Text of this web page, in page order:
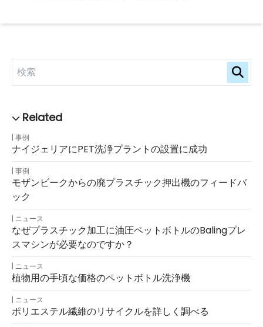
事例
ナイジェリアにPET洗浄プラントの設置に成功
事例
モザンビークからの廃プラスチック押出機のフィードバ
ック
ニュース
なぜプラスチック加工に油圧ペットボトルのbalingプレ
スマシンが必要なのですか？
ニュース
植物用の手頃な価格のペットボトル洗浄機
ニュース
ポリエステル繊維のリサイクルを詳しく調べる